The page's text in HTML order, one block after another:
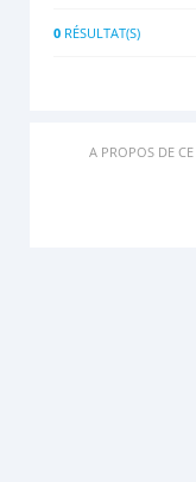
0 RÉSULTAT(S)
A PROPOS DE CE